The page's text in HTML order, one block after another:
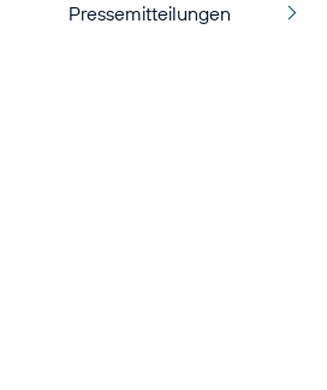
Pressemitteilungen